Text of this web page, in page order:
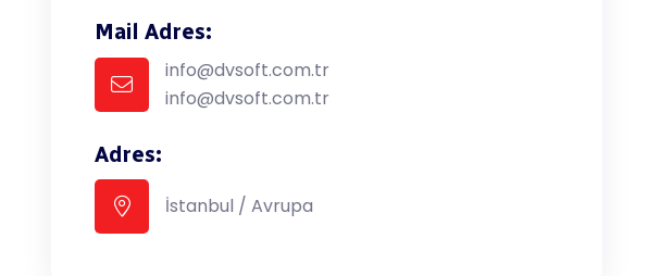
Mail Adres:
info@dvsoft.com.tr
info@dvsoft.com.tr
Adres:
İstanbul / Avrupa